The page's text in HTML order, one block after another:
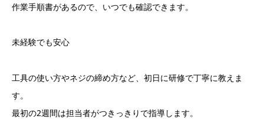
作業手順書があるので、いつでも確認できます。
未経験でも安心
工具の使い方やネジの締め方など、初日に研修で丁寧に教えま
す。
最初の2週間は担当者がつきっきりで指導します。